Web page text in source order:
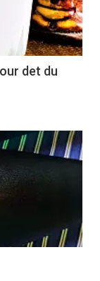
det du